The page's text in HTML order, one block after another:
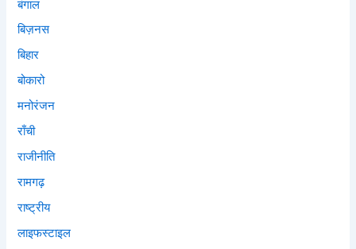
बंगाल
बिज़नस
बिहार
बोकारो
मनोरंजन
राँची
राजीनीति
रामगढ़
राष्ट्रीय
लाइफस्टाइल